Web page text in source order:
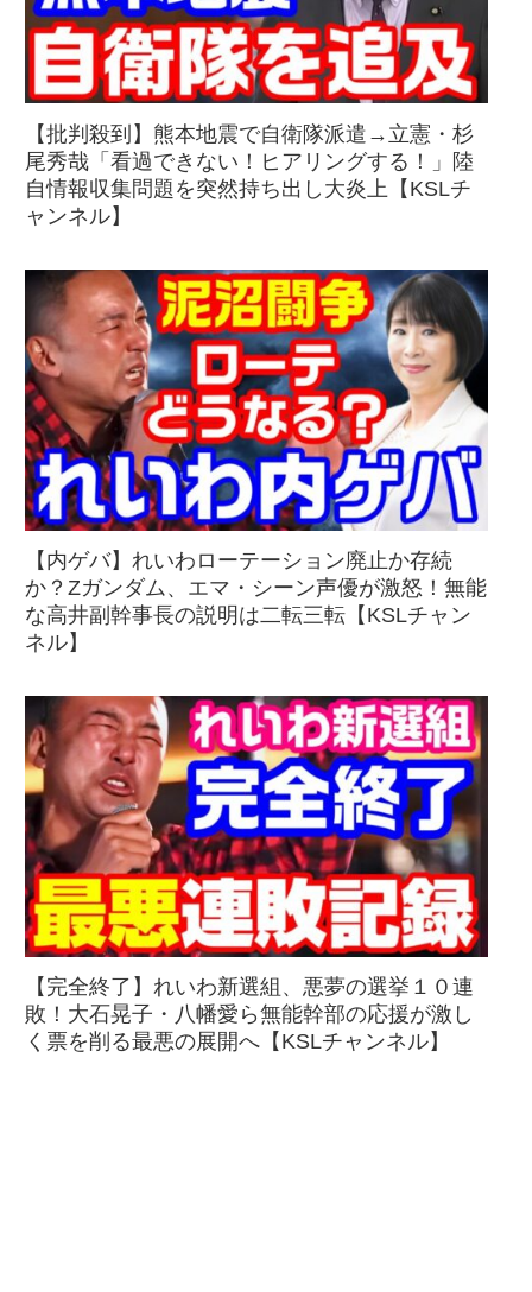
【批判殺到】熊本地震で自衛隊派遣→立憲・杉
尾秀哉「看過できない！ヒアリングする！」陸
自情報収集問題を突然持ち出し大炎上【KSLチ
ャンネル】
【内ゲバ】れいわローテーション廃止か存続
か？Zガンダム、エマ・シーン声優が激怒！無能
な高井副幹事長の説明は二転三転【KSLチャン
ネル】
【完全終了】れいわ新選組、悪夢の選挙１０連
敗！大石晃子・八幡愛ら無能幹部の応援が激し
く票を削る最悪の展開へ【KSLチャンネル】